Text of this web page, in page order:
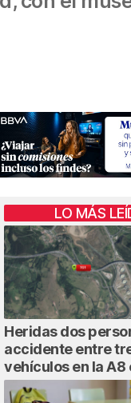
LO MÁS
Heridas dos
accidente entre
vehículos en la A8